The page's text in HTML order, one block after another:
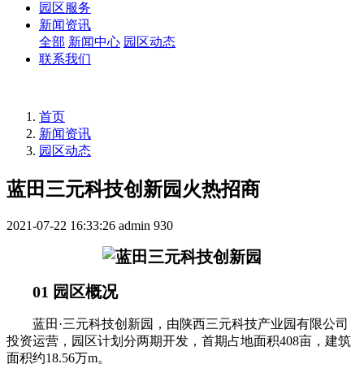
园区服务
新闻资讯
全部 新闻中心 园区动态
联系我们
首页
新闻资讯
园区动态
蓝田三元科技创新园火热招商
2021-07-22 16:33:26 admin 930
01 园区概况
蓝田·三元科技创新园，由陕西三元科技产业园有限公司
投资运营，园区计划分两期开发，首期占地面积408亩，建筑
面积约18.56万m。